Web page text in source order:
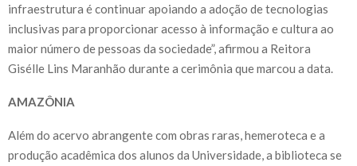
infraestrutura é continuar apoiando a adoção de tecnologias
inclusivas para proporcionar acesso à informação e cultura ao
maior número de pessoas da sociedade”, afirmou a Reitora
Gisélle Lins Maranhão durante a cerimônia que marcou a data.
AMAZÔNIA
Além do acervo abrangente com obras raras, hemeroteca e a
produção acadêmica dos alunos da Universidade, a biblioteca se